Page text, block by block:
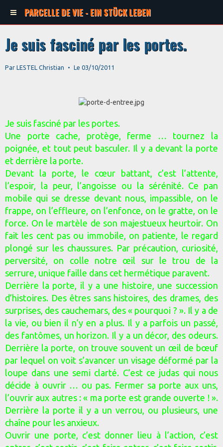
PARCELLE DE VIE - EIN STÜCK LEBEN
Je suis fasciné par les portes.
Par LESTEL Christian Le 03/10/2011
Je suis fasciné par les portes.
Une porte cache, protège, ferme … tournez la
poignée, et tout peut basculer. Il y a devant la porte
et derrière la porte.
Devant la porte, le cœur battant, c’est l’attente,
l’espoir, la peur, l’angoisse ou la sérénité. Ce pan
mobile qui se dresse devant nous, impassible, on le
frappe, on l’effleure, on l’enfonce, on le gratte, on le
force. On le martèle de son majestueux heurtoir. On
fait les cent pas ou immobile, on patiente, le regard
plongé sur les chaussures. Par précaution, curiosité,
perversité, on colle notre œil sur le trou de la
serrure, unique faille dans cet hermétique paravent.
Derrière la porte, il y a une histoire, une succession
d’histoires. Des êtres sans histoires, des drames, des
surprises, des cauchemars, des « pourquoi ? ». Il y a de
la vie, ou bien il n’y en a plus. Il y a parfois un passé,
des fantômes, un horizon. Il y a un décor, des odeurs.
Derrière la porte, on trouve souvent un œil de bœuf
par lequel on voit s’avancer un visage déformé par la
loupe dans une semi clarté. C’est ce judas qui nous
décide à ouvrir … ou pas. Fermer sa porte aux uns,
l’ouvrir aux autres : « ma porte est grande ouverte ! ».
Derrière la porte il y a un verrou, ou plusieurs, une
chaîne pour les anxieux.
Ouvrir une porte, c’est donner lieu à l’action, c’est